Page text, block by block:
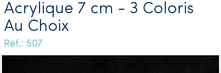
Acrylique 7 cm - 3 Coloris
Au Choix
Réf.: 507